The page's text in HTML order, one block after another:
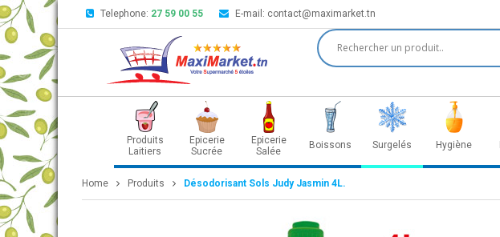
Telephone: 27 59 00 55 E-mail: contact@maximarket.tn
Produits
Laitiers
Epicerie
Sucrée
Epicerie
Salée
Boissons Surgelés Hygiène
Home Produits Désodorisant Sols Judy Jasmin 4L.